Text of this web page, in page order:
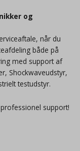
og
når du
både på
med support af
Shockwaveudstyr,
testudstyr​.
support!